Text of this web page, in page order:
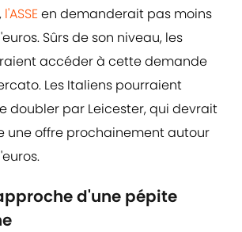
l'ASSEen demanderait pas moins
Sûrs de son niveau, les
accéder à cette demande
Les Italiens pourraient
doubler par Leicester, qui devrait
une offre prochainement autour
d'une pépite